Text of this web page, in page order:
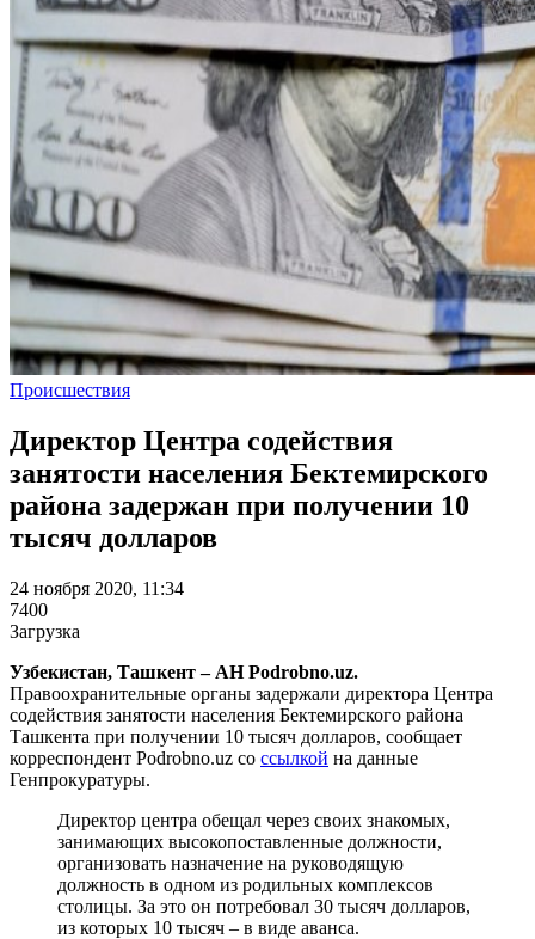
Происшествия
Директор Центра содействия
занятости населения Бектемирского
района задержан при получении 10
тысяч долларов
24 ноября 2020, 11:34
7400
Загрузка
Узбекистан, Ташкент – АН Podrobno.uz.
Правоохранительные органы задержали директора Центра
содействия занятости населения Бектемирского района
Ташкента при получении 10 тысяч долларов, сообщает
корреспондент Podrobno.uz со ссылкой на данные
Генпрокуратуры.
Директор центра обещал через своих знакомых,
занимающих высокопоставленные должности,
организовать назначение на руководящую
должность в одном из родильных комплексов
столицы. За это он потребовал 30 тысяч долларов,
из которых 10 тысяч – в виде аванса.